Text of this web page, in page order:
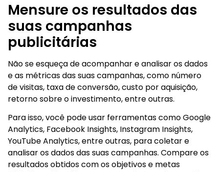
Mensure os resultados das
suas campanhas
publicitárias
Não se esqueça de acompanhar e analisar os dados
e as métricas das suas campanhas, como número
de visitas, taxa de conversão, custo por aquisição,
retorno sobre o investimento, entre outras.
Para isso, você pode usar ferramentas como Google
Analytics, Facebook Insights, Instagram Insights,
YouTube Analytics, entre outras, para coletar e
analisar os dados das suas campanhas. Compare os
resultados obtidos com os objetivos e metas